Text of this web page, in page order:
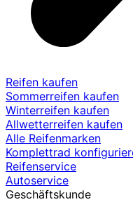
Reifen kaufen
Sommerreifen kaufen
Winterreifen kaufen
Allwetterreifen kaufen
Alle Reifenmarken
Komplettrad
Reifenservice
Autoservice
Geschäftskunde